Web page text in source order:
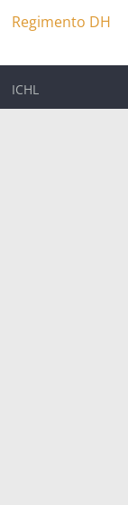
Regimento DH
ICHL